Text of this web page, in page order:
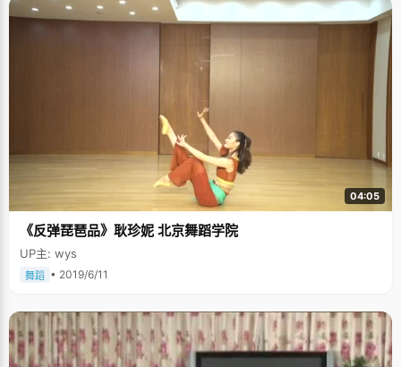
04:05
《反弹琵琶品》耿珍妮 北京舞蹈学院
UP主: wys
舞蹈 • 2019/6/11